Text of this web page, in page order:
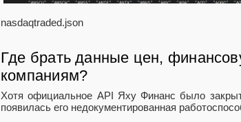
nasdaqtraded.json
Где брать данные цен,
компаниям?
Хотя официальное API Яху Финанс было
появилась его недокументированная